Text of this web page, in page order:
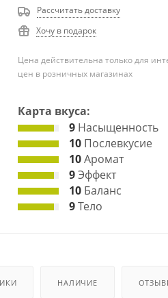
Рассчитать доставку
Хочу в подарок
Цена действительна только для
цен в розничных магазинах
Карта вкуса:
9Насыщенность
10Послевкусие
10Аромат
9Эффект
10Баланс
9Тело
НАЛИЧИЕ